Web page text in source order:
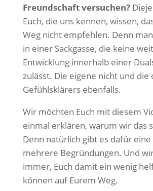
Freundschaft versuchen?
Euch, die uns kennen, wissen,
Weg nicht empfehlen. Denn
in einer Sackgasse, die keine
Entwicklung innerhalb einer
zulässt. Die eigene nicht und die
Gefühlsklärers ebenfalls.
Wir möchten Euch mit diesem
einmal erklären, warum wir das
Denn natürlich gibt es dafür eine
mehrere Begründungen. Und
immer, Euch damit ein wenig
können auf Eurem Weg.
dem
Laden
des
Videos
akzept
Sie die
Datens